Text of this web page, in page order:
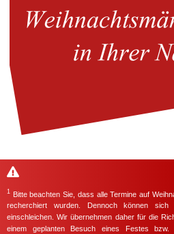
1
Bitte beachten Sie, dass alle Termine auf
recherchiert wurden. Dennoch können
einschleichen. Wir übernehmen daher für die
einem geplanten Besuch eines Festes bzw.